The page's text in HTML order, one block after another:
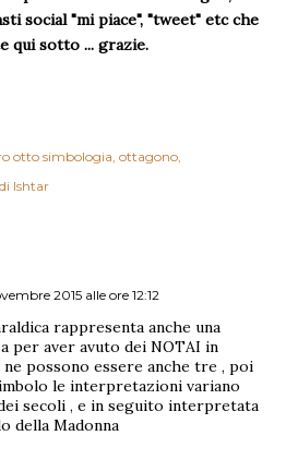
social "mi piace", "tweet" etc che
qui sotto ... grazie.
otto simbologia ottagono
Ishtar
2015 alle ore 12:12
rappresenta anche una
per aver avuto dei NOTAI in
ne possono essere anche tre , poi
le interpretazioni variano
secoli , e in seguito interpretata
della Madonna